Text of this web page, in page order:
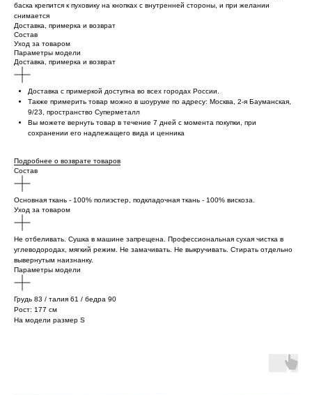
баска крепится к пуховику на кнопках с внутренней стороны, и при желании
снимается
Доставка, примерка и возврат
Состав
Уход за товаром
Параметры модели
Доставка, примерка и возврат
Доставка с примеркой доступна во всех городах России.
Также примерить товар можно в шоуруме по адресу: Москва, 2-я Бауманская,
9/23, пространство Суперметалл
Вы можете вернуть товар в течение 7 дней с момента покупки, при
сохранении его надлежащего вида и ценника
Подробнее о возврате товаров
Состав
Основная ткань - 100% полиэстер, подкладочная ткань - 100% вискоза.
Уход за товаром
Не отбеливать. Сушка в машине запрещена. Профессиональная сухая чистка в
углеводородах, мягкий режим. Не замачивать. Не выкручивать. Стирать отдельно
вывернутым наизнанку.
Параметры модели
Грудь 83 / талия 61 / бедра 90
Рост: 177 см
На модели размер S